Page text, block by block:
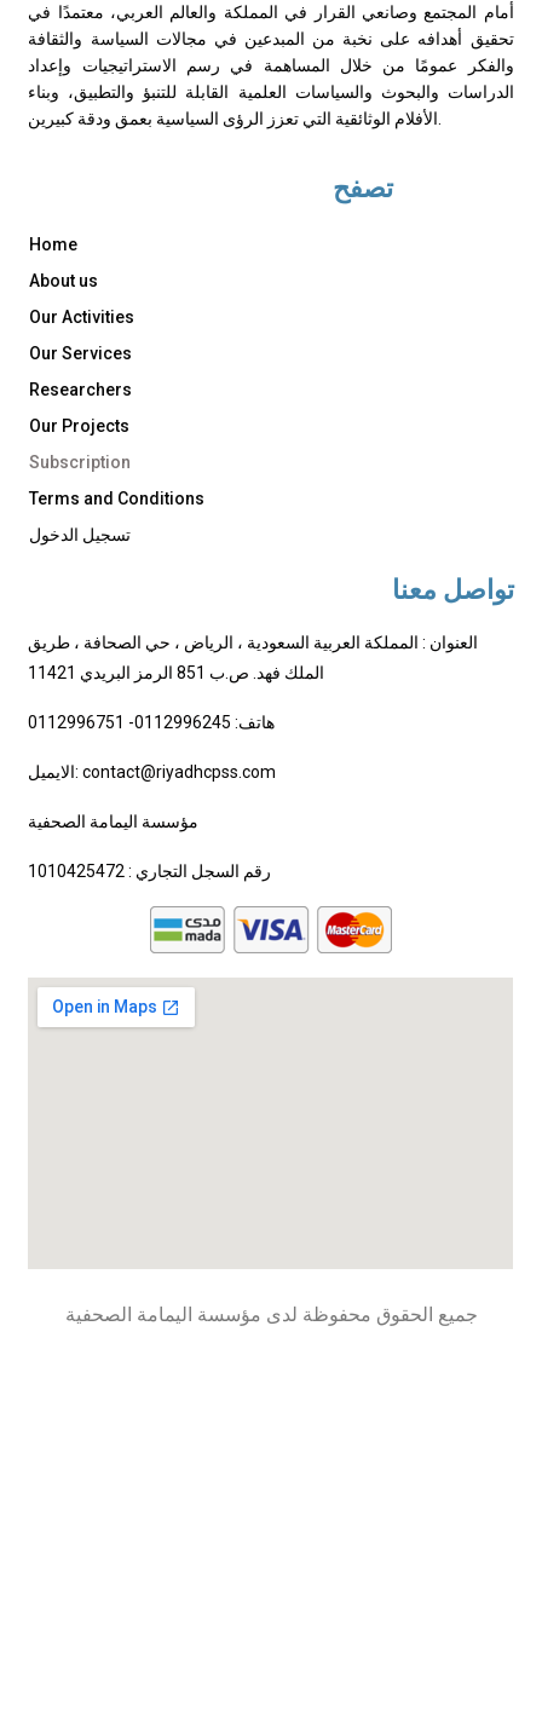
أمام المجتمع وصانعي القرار في المملكة والعالم العربي، معتمدًا في
تحقيق أهدافه على نخبة من المبدعين في مجالات السياسة والثقافة
والفكر عمومًا من خلال المساهمة في رسم الاستراتيجيات وإعداد
الدراسات والبحوث والسياسات العلمية القابلة للتنبؤ والتطبيق، وبناء
تصفح
Home
About us
Our Activities
Our Services
Researchers
Our Projects
Subscription
Terms and Conditions
تسجيل الدخول
تواصل معنا
العنوان : المملكة العربية السعودية ، الرياض ، حي الصحافة ، طريق
الملك فهد. ص.ب 851 الرمز البريدي 11421
هاتف: 0112996245- 0112996751
الايميل: contact@riyadhcpss.com
مؤسسة اليمامة الصحفية
رقم السجل التجاري : 1010425472
جميع الحقوق محفوظة لدى مؤسسة اليمامة الصحفية